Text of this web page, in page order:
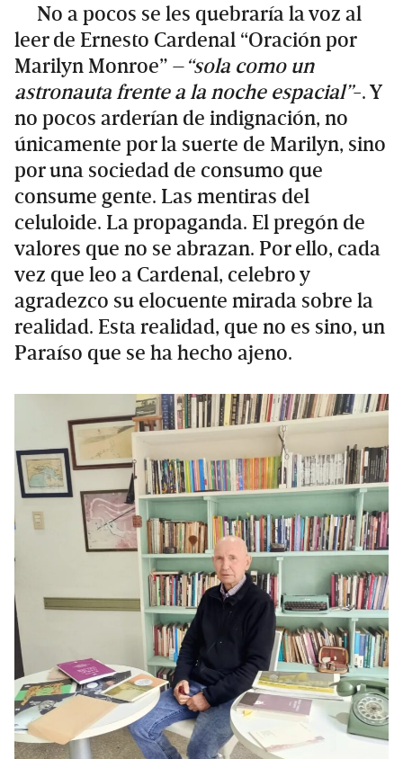
No a pocos se les quebraría la voz al
leer de Ernesto Cardenal “Oración por
Marilyn Monroe” –“sola como un
astronauta frente a la noche espacial”-. Y
no pocos arderían de indignación, no
únicamente por la suerte de Marilyn, sino
por una sociedad de consumo que
consume gente. Las mentiras del
celuloide. La propaganda. El pregón de
valores que no se abrazan. Por ello, cada
vez que leo a Cardenal, celebro y
agradezco su elocuente mirada sobre la
realidad. Esta realidad, que no es sino, un
Paraíso que se ha hecho ajeno.